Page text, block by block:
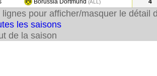
Borussia Dortmund (ALL ) 4
lignes pour afficher/masquer le détail
les saisons
de la saison